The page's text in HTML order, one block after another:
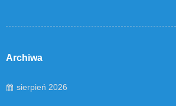
Archiwa
sierpień 2026